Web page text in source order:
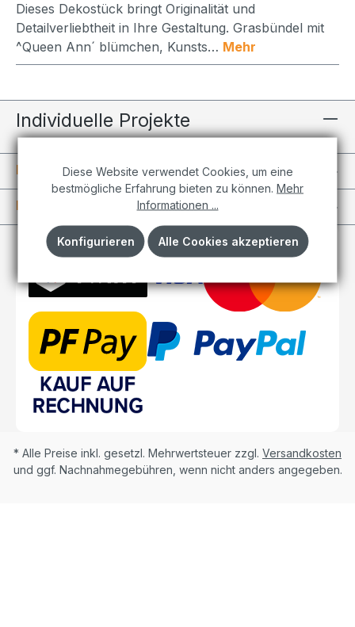
Dieses Dekostück bringt Originalität und
Detailverliebtheit in Ihre Gestaltung. Grasbündel mit
^Queen Ann´ blümchen, Kunsts… Mehr
Individuelle Projekte
Informationen
Kundenkonto
* Alle Preise inkl. gesetzl. Mehrwertsteuer zzgl. Versandkosten
und ggf. Nachnahmegebühren, wenn nicht anders angegeben.
Diese Website verwendet Cookies, um eine
bestmögliche Erfahrung bieten zu können. Mehr
Informationen ...
Konfigurieren Alle Cookies akzeptieren